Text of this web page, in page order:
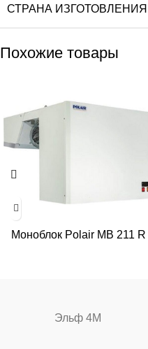
СТРАНА ИЗГОТОВЛЕНИЯ
Похожие товары
Моноблок Polair MB 211 R
Эльф 4М